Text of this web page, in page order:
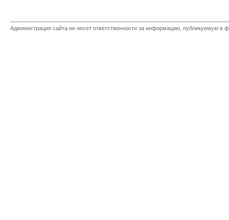
Администрация сайта не несет ответственности за информацию, публикуемую